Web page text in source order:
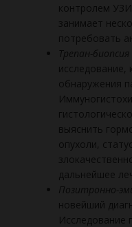
контролем
занимает
потребовать
Трепан-биопсия
исследование,
обнаружения
выяснить
опухоли,
дальнейшее
Позитронно-
новейший
Исследование